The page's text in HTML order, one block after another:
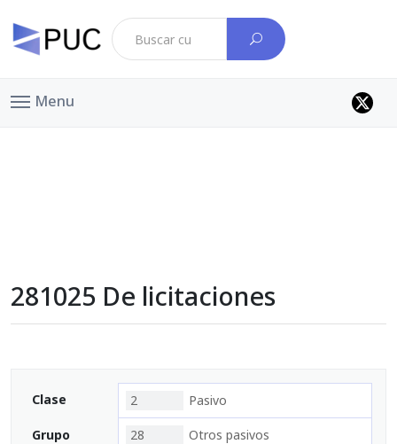
Menu
281025 De licitaciones
Clase 2 Pasivo
Grupo 28 Otros pasivos